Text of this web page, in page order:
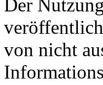
Der
von nicht